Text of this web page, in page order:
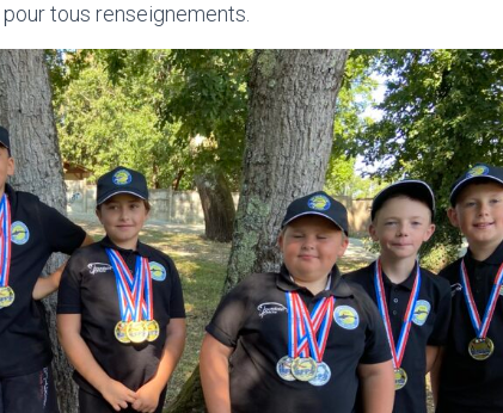
tous renseignements.